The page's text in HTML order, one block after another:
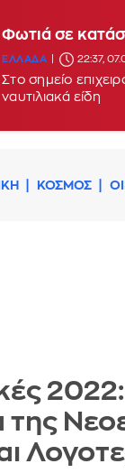
Φωτιά σε
ΕΛΛΑΔΑ 22:37,
Στο σημείο
ναυτιλιακά είδη
ΚΟΣΜΟΣ
της